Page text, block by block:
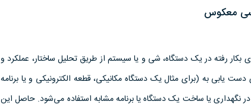
معکوس
رفته در یک دستگاه، شی و یا سیستم از طریق تحلیل ساختار، عملکرد و
یابی به (برای مثال یک دستگاه مکانیکی، قطعه الکترونیکی و یا برنامه
نگهداری یا ساخت یک دستگاه یا برنامه مشابه استفاده می‌شود. حاصل این